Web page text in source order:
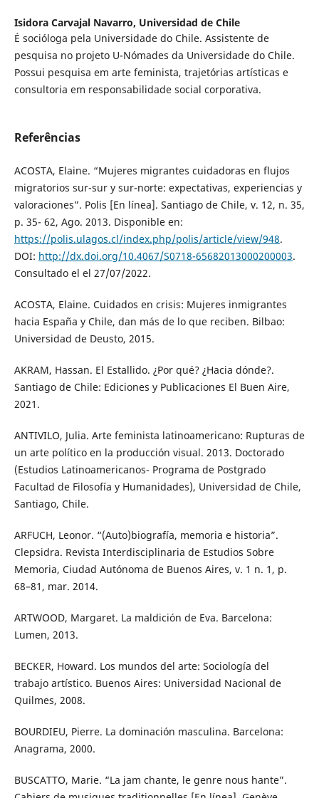
Isidora Carvajal Navarro, Universidad de Chile
É socióloga pela Universidade do Chile. Assistente de
pesquisa no projeto U-Nómades da Universidade do Chile.
Possui pesquisa em arte feminista, trajetórias artísticas e
consultoria em responsabilidade social corporativa.
Referências
ACOSTA, Elaine. “Mujeres migrantes cuidadoras en flujos
migratorios sur-sur y sur-norte: expectativas, experiencias y
valoraciones”. Polis [En línea]. Santiago de Chile, v. 12, n. 35,
p. 35- 62, Ago. 2013. Disponible en:
https://polis.ulagos.cl/index.php/polis/article/view/948.
DOI: http://dx.doi.org/10.4067/S0718-65682013000200003.
Consultado el el 27/07/2022.
ACOSTA, Elaine. Cuidados en crisis: Mujeres inmigrantes
hacia España y Chile, dan más de lo que reciben. Bilbao:
Universidad de Deusto, 2015.
AKRAM, Hassan. El Estallido. ¿Por qué? ¿Hacia dónde?.
Santiago de Chile: Ediciones y Publicaciones El Buen Aire,
2021.
ANTIVILO, Julia. Arte feminista latinoamericano: Rupturas de
un arte político en la producción visual. 2013. Doctorado
(Estudios Latinoamericanos- Programa de Postgrado
Facultad de Filosofía y Humanidades), Universidad de Chile,
Santiago, Chile.
ARFUCH, Leonor. “(Auto)biografía, memoria e historia”.
Clepsidra. Revista Interdisciplinaria de Estudios Sobre
Memoria, Ciudad Autónoma de Buenos Aires, v. 1 n. 1, p.
68–81, mar. 2014.
ARTWOOD, Margaret. La maldición de Eva. Barcelona:
Lumen, 2013.
BECKER, Howard. Los mundos del arte: Sociología del
trabajo artístico. Buenos Aires: Universidad Nacional de
Quilmes, 2008.
BOURDIEU, Pierre. La dominación masculina. Barcelona:
Anagrama, 2000.
BUSCATTO, Marie. “La jam chante, le genre nous hante”.